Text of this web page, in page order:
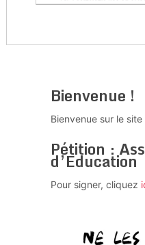
Bienvenue !
Bienvenue sur le
Pétition :
d’Education
Pour signer, cliquez